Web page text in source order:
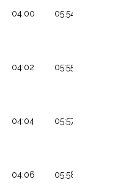
04:00 05:54
04:02 05:55
04:04 05:57
04:06 05:58